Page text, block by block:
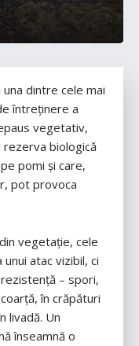
dintre cele mai
întreținere a
vegetativ,
biologică
pomi și care,
pot provoca
vegetație, cele
atac vizibil, ci
– spori,
în crăpături
livadă. Un
înseamnă o